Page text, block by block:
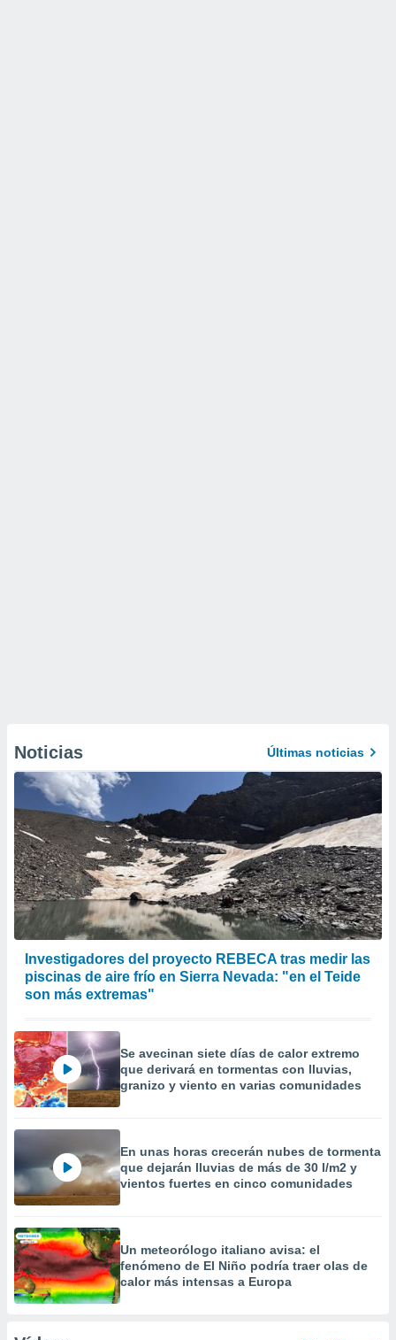
Noticias Últimas noticias
Investigadores del proyecto REBECA tras medir las
piscinas de aire frío en Sierra Nevada: "en el Teide
son más extremas"
Se avecinan siete días de calor extremo
que derivará en tormentas con lluvias,
granizo y viento en varias comunidades
En unas horas crecerán nubes de tormenta
que dejarán lluvias de más de 30 l/m2 y
vientos fuertes en cinco comunidades
Un meteorólogo italiano avisa: el
fenómeno de El Niño podría traer olas de
calor más intensas a Europa